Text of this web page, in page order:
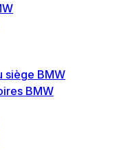
siège BMW
BMW